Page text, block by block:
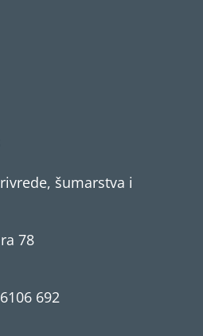
šumarstva i
78
692